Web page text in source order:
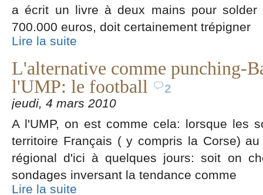
a écrit un livre à deux mains pour solder
700.000 euros, doit certainement trépigner
Lire la suite
L'alternative comme punching-
l'UMP: le football
2
jeudi, 4 mars 2010
A l'UMP, on est comme cela: lorsque les
territoire Français ( y compris la Corse)
régional d'ici à quelques jours: soit on
sondages inversant la tendance comme
Lire la suite